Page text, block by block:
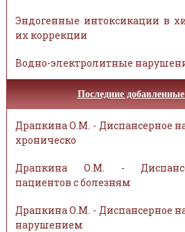
Эндогенные интоксикации в
их коррекции
Водно-электролитные
Последние
Драпкина О.М. - Диспансерное
хроническо
Драпкина О.М. -
пациентов с болезням
Драпкина О.М. - Диспансерное
нарушением